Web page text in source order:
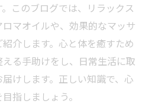
このブログでは、リラックス
マオイルや、効果的なマッサ
介します。心と体を癒すため
る手助けをし、日常生活に取
けします。正しい知識で、心
指しましょう。